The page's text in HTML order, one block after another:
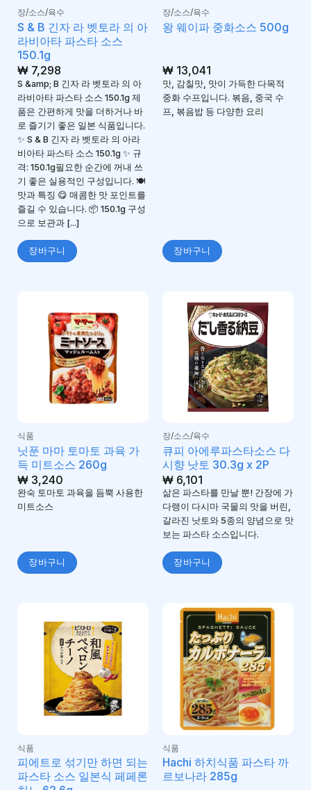
장/소스/육수
S & B 긴자 라 벳토라 의 아
라비아타 파스타 소스
150.1g
₩7,298
S &amp; B 긴자 라 벳토라 의 아
라비아타 파스타 소스 150.1g 제
품은 간편하게 맛을 더하거나 바
로 즐기기 좋은 일본 식품입니다.
✨ S & B 긴자 라 벳토라 의 아라
비아타 파스타 소스 150.1g ✨ 규
격: 150.1g필요한 순간에 꺼내 쓰
기 좋은 실용적인 구성입니다. 🍽️
맛과 특징 😋 매콤한 맛 포인트를
즐길 수 있습니다. 📦 150.1g 구성
으로 보관과 [...]
장바구니
장/소스/육수
왕 웨이파 중화소스 500g
₩13,041
맛, 감칠맛, 맛이 가득한 다목적
중화 수프입니다. 볶음, 중국 수
프, 볶음밥 등 다양한 요리
장바구니
식품
닛푼 마마 토마토 과육 가
득 미트소스 260g
₩3,240
완숙 토마토 과육을 듬뿍 사용한
미트소스
장바구니
장/소스/육수
큐피 아에루파스타소스 다
시향 낫토 30.3g x 2P
₩6,101
삶은 파스타를 만날 뿐! 간장에 가
다랭이 다시마 국물의 맛을 버린,
갈라진 낫토와 5종의 양념으로 맛
보는 파스타 소스입니다.
장바구니
식품
피에트로 섞기만 하면 되는
파스타 소스 일본식 페페론
식품
Hachi 하치식품 파스타 까
르보나라 285g